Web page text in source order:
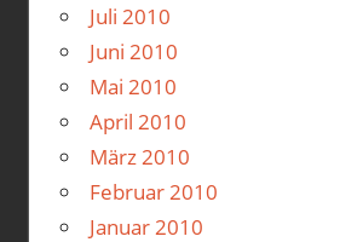
Juli 2010
Juni 2010
Mai 2010
April 2010
März 2010
Februar 2010
Januar 2010